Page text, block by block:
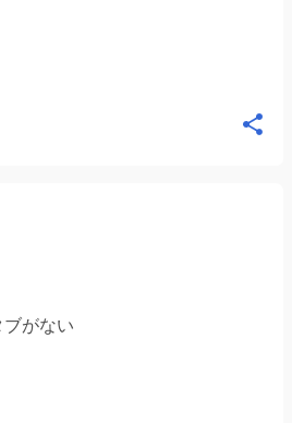
がない